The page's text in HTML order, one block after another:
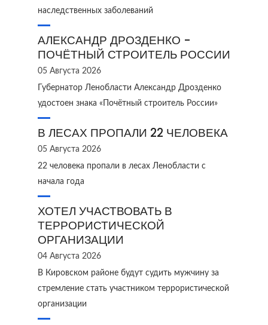
наследственных заболеваний
АЛЕКСАНДР ДРОЗДЕНКО -
ПОЧЁТНЫЙ СТРОИТЕЛЬ РОССИИ
05 Августа 2026
Губернатор Ленобласти Александр Дрозденко
удостоен знака «Почётный строитель России»
В ЛЕСАХ ПРОПАЛИ 22 ЧЕЛОВЕКА
05 Августа 2026
22 человека пропали в лесах Ленобласти с
начала года
ХОТЕЛ УЧАСТВОВАТЬ В
ТЕРРОРИСТИЧЕСКОЙ
ОРГАНИЗАЦИИ
04 Августа 2026
В Кировском районе будут судить мужчину за
стремление стать участником террористической
организации